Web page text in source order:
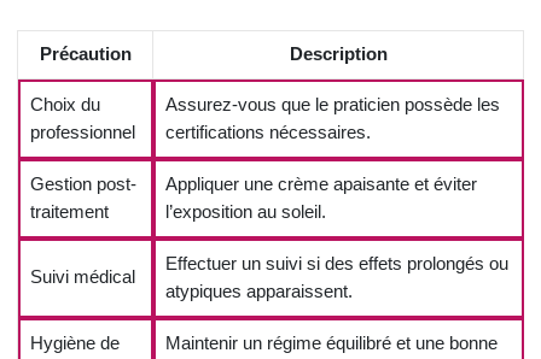
Précaution Description
Choix du
professionnel
Assurez-vous que le praticien possède les
certifications nécessaires.
Gestion post-
traitement
Appliquer une crème apaisante et éviter
l’exposition au soleil.
Suivi médical
Effectuer un suivi si des effets prolongés ou
atypiques apparaissent.
Hygiène de
Maintenir un régime équilibré et une bonne